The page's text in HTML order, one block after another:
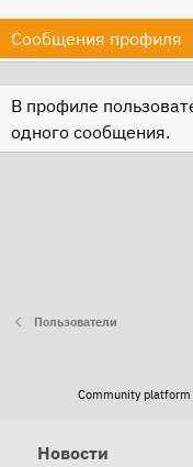
Сообщения профиля
В профиле
одного сообщения.
Пользователи
Community platform
Новости